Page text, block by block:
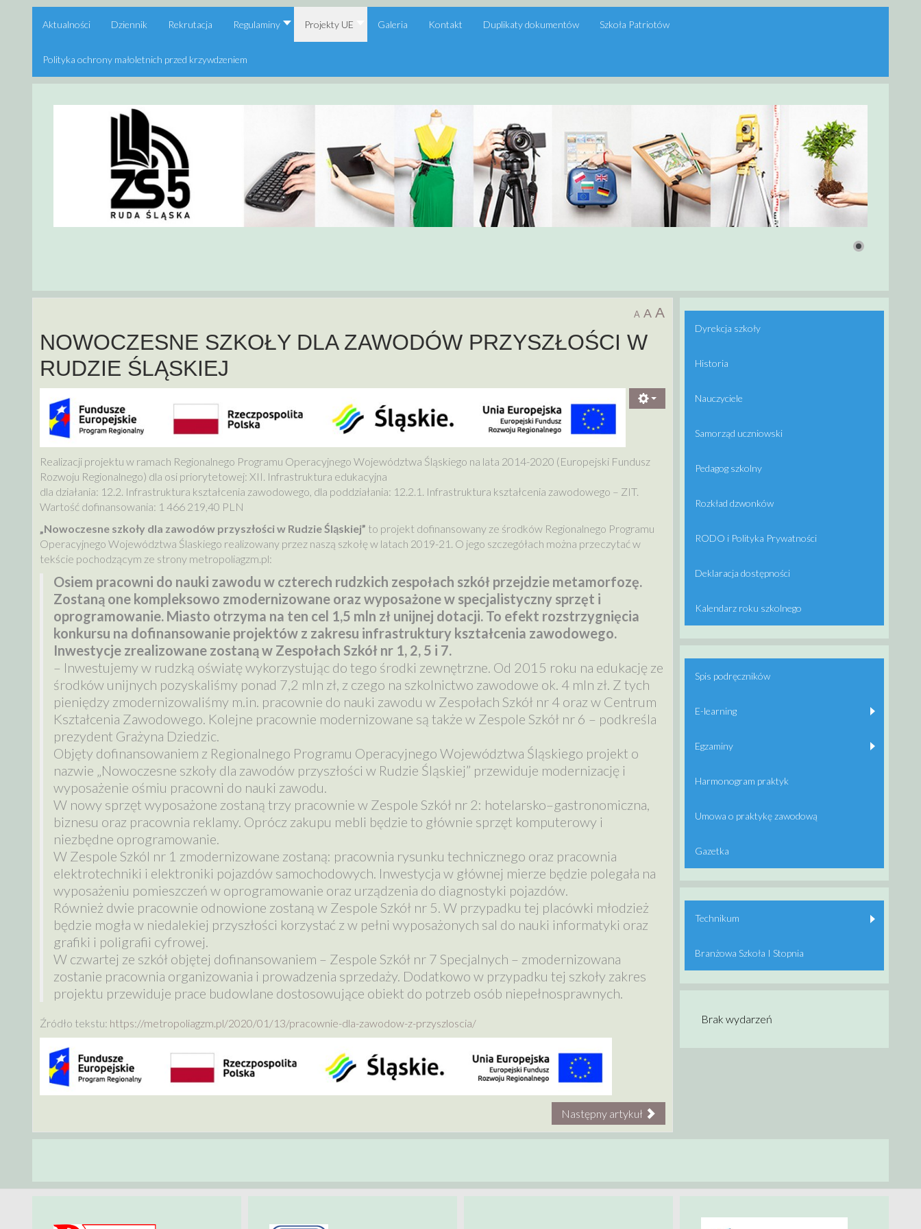
Aktualności Dziennik Rekrutacja Regulaminy Projekty UE Galeria Kontakt Duplikaty dokumentów Szkoła Patriotów
Polityka ochrony małoletnich przed krzywdzeniem
A A A
NOWOCZESNE SZKOŁY DLA ZAWODÓW PRZYSZŁOŚCI W
RUDZIE ŚLĄSKIEJ
Realizacji projektu w ramach Regionalnego Programu Operacyjnego Województwa Śląskiego na lata 2014-2020 (Europejski Fundusz
Rozwoju Regionalnego) dla osi priorytetowej: XII. Infrastruktura edukacyjna
dla działania: 12.2. Infrastruktura kształcenia zawodowego, dla poddziałania: 12.2.1. Infrastruktura kształcenia zawodowego – ZIT.
Wartość dofinansowania: 1 466 219,40 PLN
„Nowoczesne szkoły dla zawodów przyszłości w Rudzie Śląskiej” to projekt dofinansowany ze środków Regionalnego Programu
Operacyjnego Województwa Ślaskiego realizowany przez naszą szkołę w latach 2019-21. O jego szczegółach można przeczytać w
tekście pochodzącym ze strony metropoliagzm.pl:
Osiem pracowni do nauki zawodu w czterech rudzkich zespołach szkół przejdzie metamorfozę.
Zostaną one kompleksowo zmodernizowane oraz wyposażone w specjalistyczny sprzęt i
oprogramowanie. Miasto otrzyma na ten cel 1,5 mln zł unijnej dotacji. To efekt rozstrzygnięcia
konkursu na dofinansowanie projektów z zakresu infrastruktury kształcenia zawodowego.
Inwestycje zrealizowane zostaną w Zespołach Szkół nr 1, 2, 5 i 7.
– Inwestujemy w rudzką oświatę wykorzystując do tego środki zewnętrzne. Od 2015 roku na edukację ze
środków unijnych pozyskaliśmy ponad 7,2 mln zł, z czego na szkolnictwo zawodowe ok. 4 mln zł. Z tych
pieniędzy zmodernizowaliśmy m.in. pracownie do nauki zawodu w Zespołach Szkół nr 4 oraz w Centrum
Kształcenia Zawodowego. Kolejne pracownie modernizowane są także w Zespole Szkół nr 6 – podkreśla
prezydent Grażyna Dziedzic.
Objęty dofinansowaniem z Regionalnego Programu Operacyjnego Województwa Śląskiego projekt o
nazwie „Nowoczesne szkoły dla zawodów przyszłości w Rudzie Śląskiej” przewiduje modernizację i
wyposażenie ośmiu pracowni do nauki zawodu.
W nowy sprzęt wyposażone zostaną trzy pracownie w Zespole Szkół nr 2: hotelarsko–gastronomiczna,
biznesu oraz pracownia reklamy. Oprócz zakupu mebli będzie to głównie sprzęt komputerowy i
niezbędne oprogramowanie.
W Zespole Szkól nr 1 zmodernizowane zostaną: pracownia rysunku technicznego oraz pracownia
elektrotechniki i elektroniki pojazdów samochodowych. Inwestycja w głównej mierze będzie polegała na
wyposażeniu pomieszczeń w oprogramowanie oraz urządzenia do diagnostyki pojazdów.
Również dwie pracownie odnowione zostaną w Zespole Szkół nr 5. W przypadku tej placówki młodzież
będzie mogła w niedalekiej przyszłości korzystać z w pełni wyposażonych sal do nauki informatyki oraz
grafiki i poligrafii cyfrowej.
W czwartej ze szkół objętej dofinansowaniem – Zespole Szkół nr 7 Specjalnych – zmodernizowana
zostanie pracownia organizowania i prowadzenia sprzedaży. Dodatkowo w przypadku tej szkoły zakres
projektu przewiduje prace budowlane dostosowujące obiekt do potrzeb osób niepełnosprawnych.
Źródło tekstu: https://metropoliagzm.pl/2020/01/13/pracownie-dla-zawodow-z-przyszloscia/
Następny artykuł
Dyrekcja szkoły
Historia
Nauczyciele
Samorząd uczniowski
Pedagog szkolny
Rozkład dzwonków
RODO i Polityka Prywatności
Deklaracja dostępności
Kalendarz roku szkolnego
Spis podręczników
E-learning
Egzaminy
Harmonogram praktyk
Umowa o praktykę zawodową
Gazetka
Technikum
Branżowa Szkoła I Stopnia
Brak wydarzeń